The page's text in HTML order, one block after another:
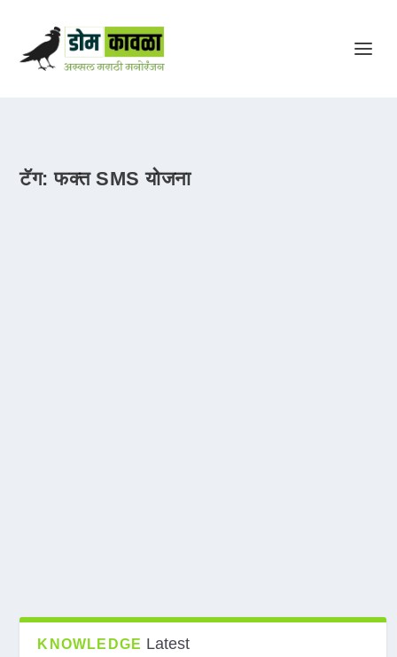
टॅग:फक्त SMS योजना
KNOWLEDGE Latest